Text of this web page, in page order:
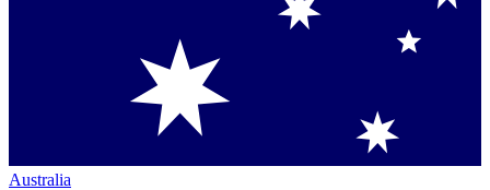
Australia